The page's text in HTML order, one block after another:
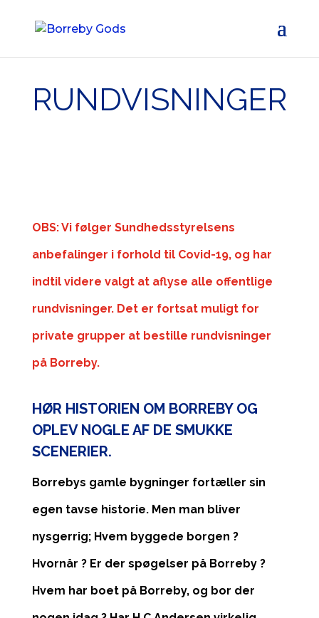
RUNDVISNINGER
OBS: Vi følger Sundhedsstyrelsens
anbefalinger i forhold til Covid-19, og har
indtil videre valgt at aflyse alle offentlige
rundvisninger. Det er fortsat muligt for
private grupper at bestille rundvisninger
på Borreby.
HØR HISTORIEN OM BORREBY OG
OPLEV NOGLE AF DE SMUKKE
SCENERIER.
Borrebys gamle bygninger fortæller sin
egen tavse historie. Men man bliver
nysgerrig; Hvem byggede borgen ?
Hvornår ? Er der spøgelser på Borreby ?
Hvem har boet på Borreby, og bor der